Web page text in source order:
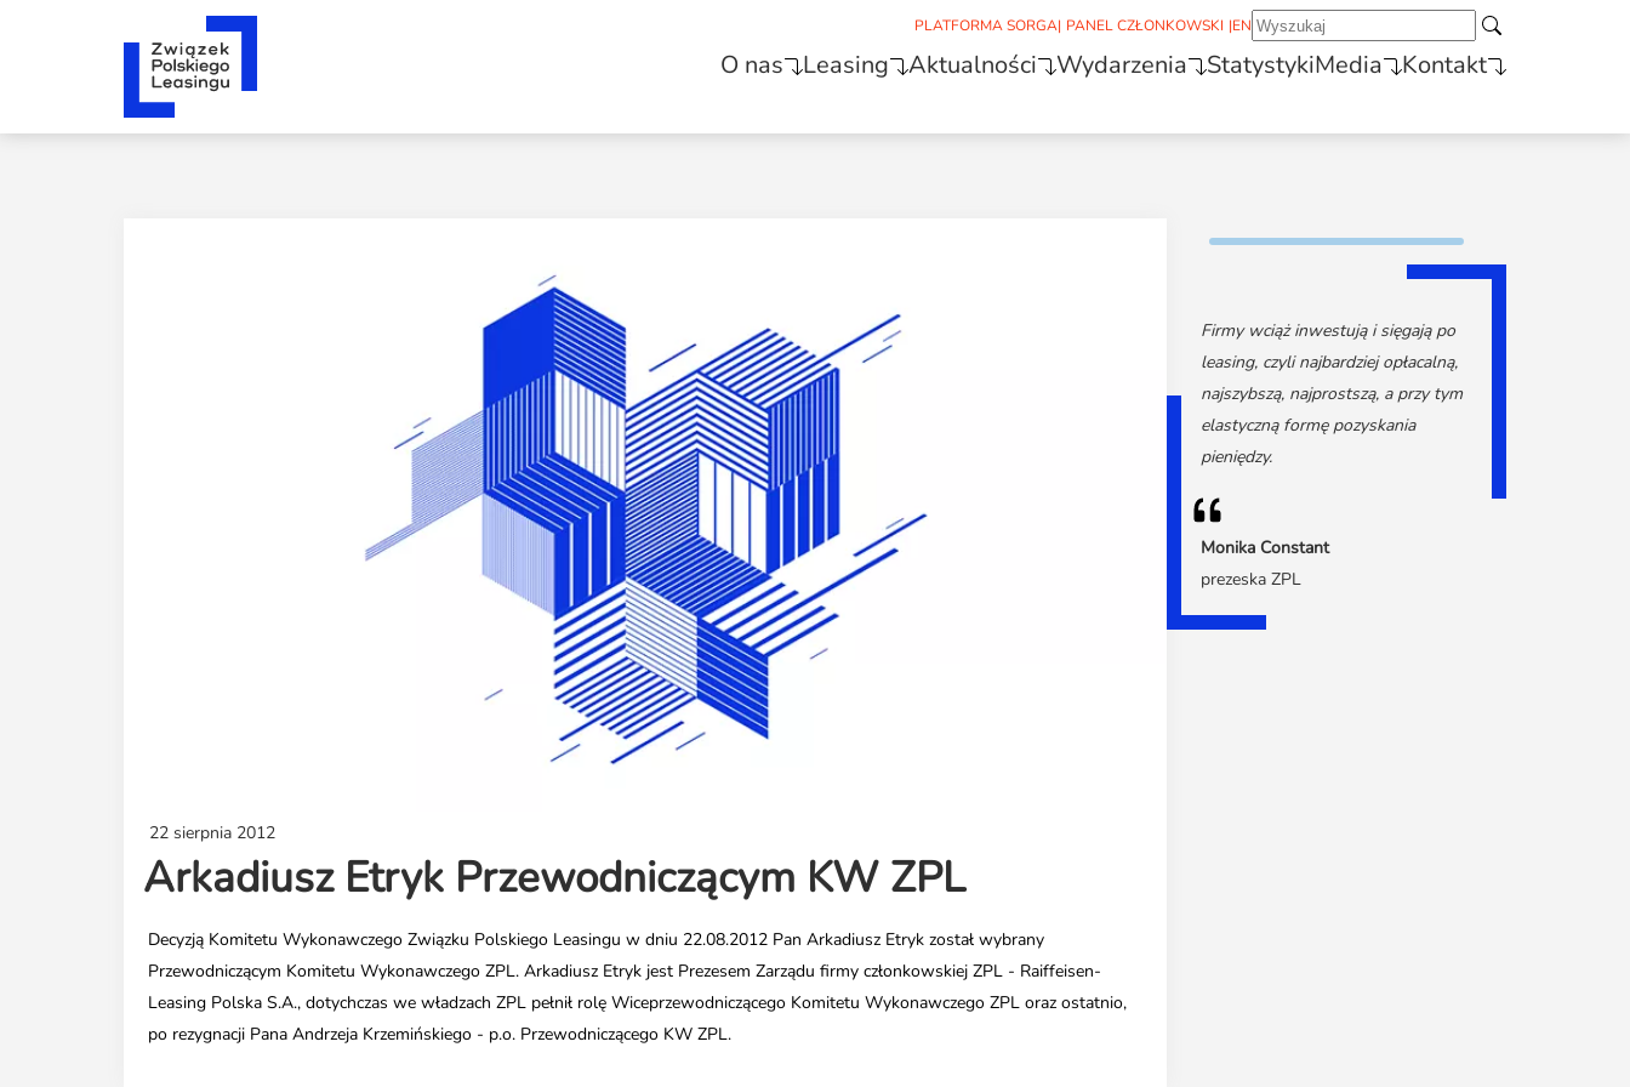
PLATFORMA SORGA| PANEL CZŁONKOWSKI |EN
O nas Leasing Aktualności Wydarzenia StatystykiMedia Kontakt
22 sierpnia 2012
Arkadiusz Etryk Przewodniczącym KW ZPL
Decyzją Komitetu Wykonawczego Związku Polskiego Leasingu w dniu 22.08.2012 Pan Arkadiusz Etryk został wybrany
Przewodniczącym Komitetu Wykonawczego ZPL. Arkadiusz Etryk jest Prezesem Zarządu firmy członkowskiej ZPL - Raiffeisen-
Leasing Polska S.A., dotychczas we władzach ZPL pełnił rolę Wiceprzewodniczącego Komitetu Wykonawczego ZPL oraz ostatnio,
po rezygnacji Pana Andrzeja Krzemińskiego - p.o. Przewodniczącego KW ZPL.
Firmy wciąż inwestują i sięgają po
leasing, czyli najbardziej opłacalną,
najszybszą, najprostszą, a przy tym
elastyczną formę pozyskania
pieniędzy.
Monika Constant
prezeska ZPL